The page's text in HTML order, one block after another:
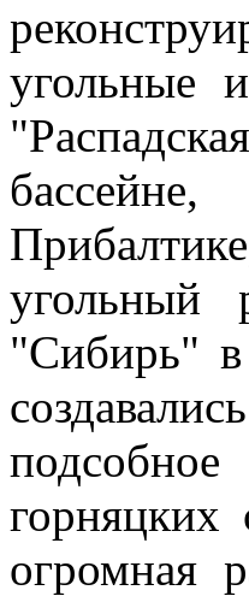
угольные
угольный
"Сибирь" в
горняцких
огромная